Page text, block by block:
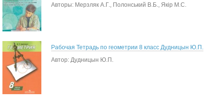
Авторы: Мерзляк А.Г., Полонський В.Б., Якір М.С.
Рабочая Тетрадь по геометрии 8 класс Дудницын Ю.П.
Автор: Дудницын Ю.П.